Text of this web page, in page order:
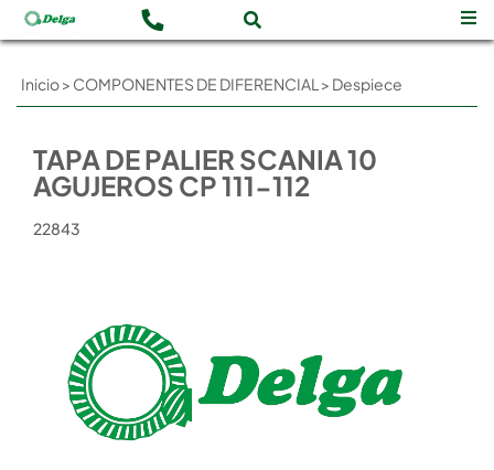
Inicio> COMPONENTES DE DIFERENCIAL > Despiece
TAPA DE PALIER SCANIA 10
AGUJEROS CP 111-112
22843